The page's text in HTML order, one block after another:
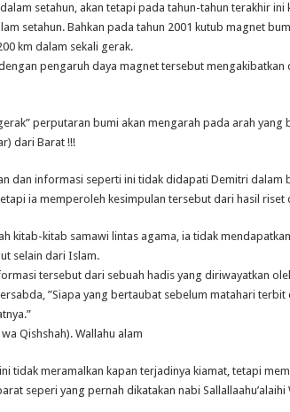
setahun, akan tetapi pada tahun-tahun terakhir
setahun. Bahkan pada tahun 2001 kutub magnet
km dalam sekali gerak.
pengaruh daya magnet tersebut mengakibatkan
perputaran bumi akan mengarah pada arah yang
dari Barat !!!
dan informasi seperti ini tidak didapati Demitri dalam
ia memperoleh kesimpulan tersebut dari hasil
kitab-kitab samawi lintas agama, ia tidak
selain dari Islam.
tersebut dari sebuah hadis yang diriwayatkan
”Siapa yang bertaubat sebelum matahari terbit
Qishshah). Wallahu alam
tidak meramalkan kapan terjadinya kiamat, tetapi
seperi yang pernah dikatakan nabi Sallallaahu’alaihi